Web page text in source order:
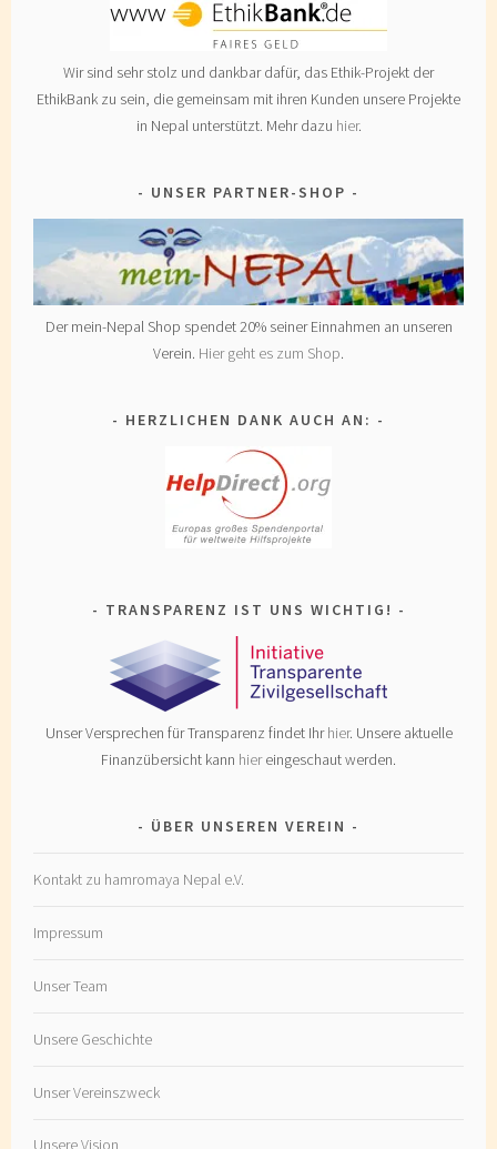
Wir sind sehr stolz und dankbar dafür, das Ethik-Projekt der
EthikBank zu sein, die gemeinsam mit ihren Kunden unsere Projekte
in Nepal unterstützt. Mehr dazu hier.
UNSER PARTNER-SHOP
Der mein-Nepal Shop spendet 20% seiner Einnahmen an unseren
Verein. Hier geht es zum Shop.
HERZLICHEN DANK AUCH AN:
TRANSPARENZ IST UNS WICHTIG!
Unser Versprechen für Transparenz findet Ihrhier. Unsere aktuelle
Finanzübersicht kann hiereingeschaut werden.
ÜBER UNSEREN VEREIN
Kontakt zu hamromaya Nepal e.V.
Impressum
Unser Team
Unsere Geschichte
Unser Vereinszweck